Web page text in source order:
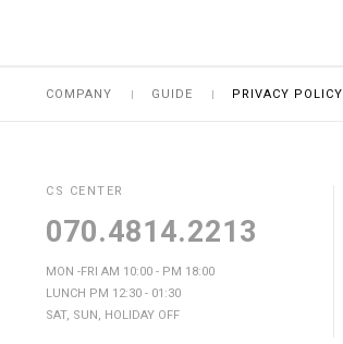
COMPANY GUIDE PRIVACY POLICY
CS CENTER
070.4814.2213
MON -FRI AM 10:00 - PM 18:00
LUNCH PM 12:30 - 01:30
SAT, SUN, HOLIDAY OFF